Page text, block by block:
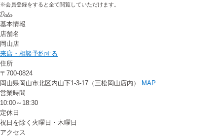
※会員登録をすると全て閲覧していただけます。
Data
基本情報
店舗名
岡山店
来店・相談予約する
住所
〒700-0824
岡山県岡山市北区内山下1-3-17（三松岡山店内）
MAP
営業時間
10:00～18:30
定休日
祝日を除く火曜日・木曜日
アクセス